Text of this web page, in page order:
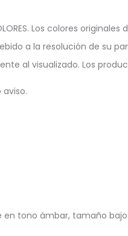
COLORES. Los colores
a la resolución de su
al visualizado. Los
aviso.
en tono ámbar, tamaño